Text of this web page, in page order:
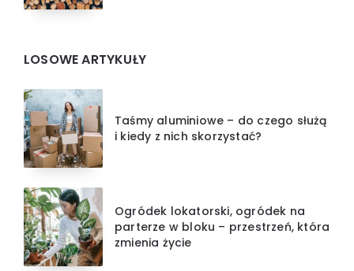
LOSOWE ARTYKUŁY
Taśmy aluminiowe – do czego służą
i kiedy z nich skorzystać?
Ogródek lokatorski, ogródek na
parterze w bloku – przestrzeń, która
zmienia życie